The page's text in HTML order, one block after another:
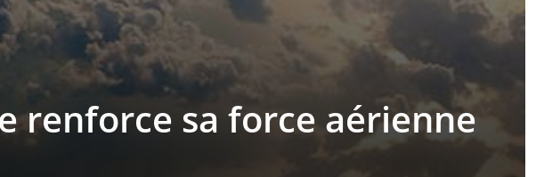
renforce sa force aérienne